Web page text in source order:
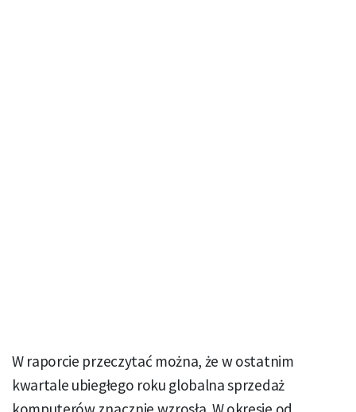
W raporcie przeczytać można, że w ostatnim
kwartale ubiegłego roku globalna sprzedaż